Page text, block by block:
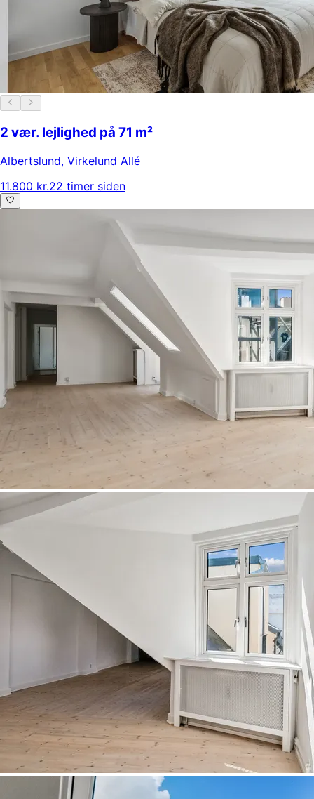
2 vær. lejlighed på 71 m²
Albertslund, Virkelund Allé
11.800 kr.22 timer siden